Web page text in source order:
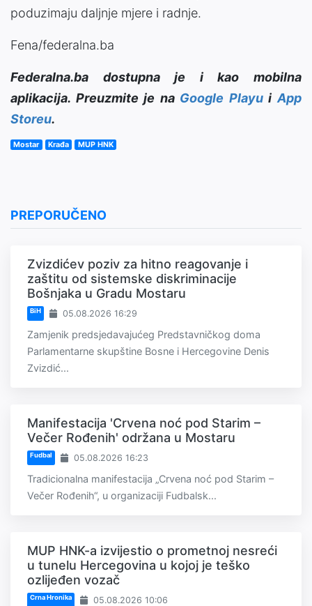
poduzimaju daljnje mjere i radnje.
Fena/federalna.ba
Federalna.ba dostupna je i kao mobilna
aplikacija. Preuzmite je na Google PlayuiApp
Storeu.
Mostar Krađa MUP HNK
PREPORUČENO
Zvizdićev poziv za hitno reagovanje i
zaštitu od sistemske diskriminacije
Bošnjaka u Gradu Mostaru
BiH 05.08.2026 16:29
Zamjenik predsjedavajućeg Predstavničkog doma
Parlamentarne skupštine Bosne i Hercegovine Denis
Zvizdić...
Manifestacija 'Crvena noć pod Starim –
Večer Rođenih' održana u Mostaru
Fudbal 05.08.2026 16:23
Tradicionalna manifestacija „Crvena noć pod Starim –
Večer Rođenih“, u organizaciji Fudbalsk...
MUP HNK-a izvijestio o prometnoj nesreći
u tunelu Hercegovina u kojoj je teško
ozlijeđen vozač
Crna Hronika 05.08.2026 10:06